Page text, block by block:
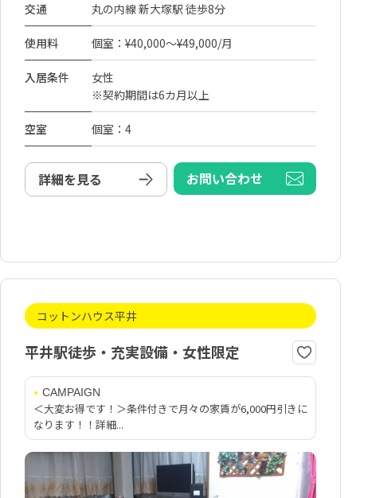
交通 丸の内線 新大塚駅 徒歩8分
使用料 個室：¥40,000～¥49,000/月
入居条件
女性
※契約期間は6カ月以上
空室 個室：4
詳細を見る お問い合わせ
コットンハウス平井
平井駅徒歩・充実設備・女性限定
CAMPAIGN
＜大変お得です！＞条件付きで月々の家賃が6,000円引きに
なります！！詳細...